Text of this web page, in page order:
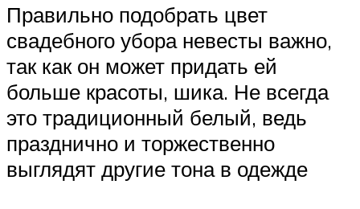
Правильно подобрать цвет
свадебного убора невесты важно,
так как он может придать ей
больше красоты, шика. Не всегда
это традиционный белый, ведь
празднично и торжественно
выглядят другие тона в одежде